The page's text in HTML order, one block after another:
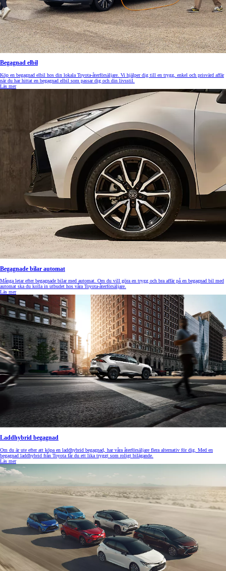
Begagnad elbil
Köp en begagnad elbil hos din lokala Toyota-återförsäljare. Vi hjälper dig till en trygg, enkel och prisvärd affär
när du har hittat en begagnad elbil som passar dig och din livsstil.
Läs mer
Begagnade bilar automat
Många letar efter begagnade bilar med automat. Om du vill göra en trygg och bra affär på en begagnad bil med
automat ska du kolla in utbudet hos våra Toyota-återförsäljare.
Läs mer
Laddhybrid begagnad
Om du är ute efter att köpa en laddhybrid begagnad, har våra återförsäljare flera alternativ för dig. Med en
begagnad laddhybrid från Toyota får du ett lika tryggt som roligt bilägande.
Läs mer